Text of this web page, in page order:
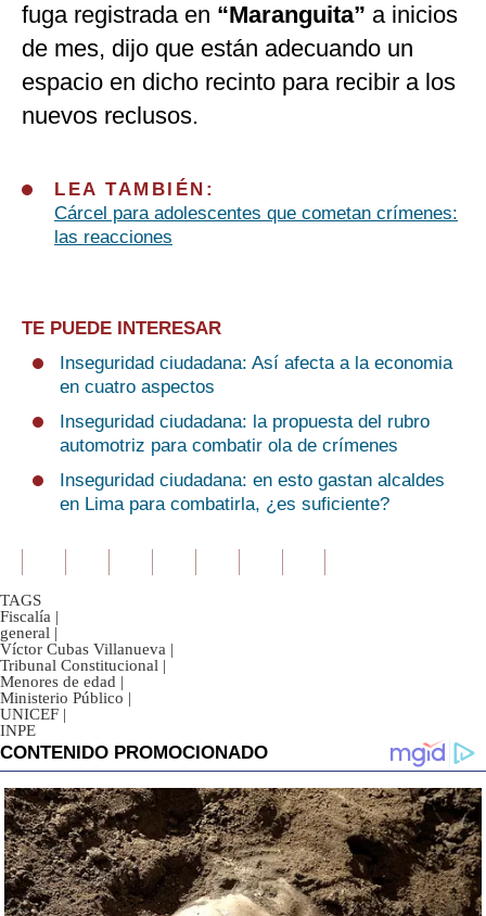
fuga registrada en “Maranguita” a inicios
de mes, dijo que están adecuando un
espacio en dicho recinto para recibir a los
nuevos reclusos.
LEA TAMBIÉN:
Cárcel para adolescentes que cometan crímenes:
las reacciones
TE PUEDE INTERESAR
Inseguridad ciudadana: Así afecta a la economia
en cuatro aspectos
Inseguridad ciudadana: la propuesta del rubro
automotriz para combatir ola de crímenes
Inseguridad ciudadana: en esto gastan alcaldes
en Lima para combatirla, ¿es suficiente?
TAGS
Fiscalía |
general |
Víctor Cubas Villanueva |
Tribunal Constitucional |
Menores de edad |
Ministerio Público |
UNICEF |
INPE